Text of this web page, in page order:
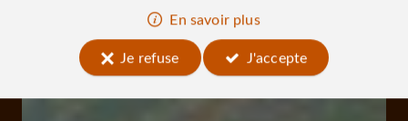
En savoir plus
Je refuse
J'accepte